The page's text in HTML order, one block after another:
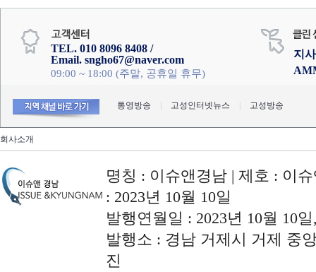
TEL. 010 8096 8408 /
Email. sngho67@naver.com
09:00 ~ 18:00 (주말, 공휴일 휴무)
지
통영방송 고성인터넷뉴스 고성방송
회사소개
명칭 : 이슈앤경남 | 제호 : 이
: 2023년 10월 10일
발행연월일 : 2023년 10월 10
발행소 : 경남 거제시 거제 중
진